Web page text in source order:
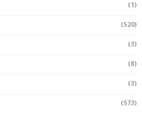
(1)
(520)
(3)
(8)
(3)
(573)